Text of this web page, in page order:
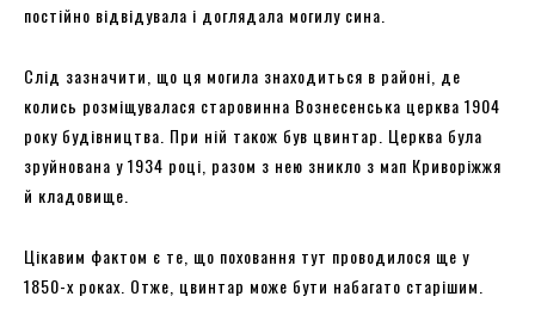
постійно відвідувала і доглядала могилу сина.
Слід зазначити, що ця могила знаходиться в районі, де
колись розміщувалася старовинна Вознесенська церква 1904
року будівництва. При ній також був цвинтар. Церква була
зруйнована у 1934 році, разом з нею зникло з мап Криворіжжя
й кладовище.
Цікавим фактом є те, що поховання тут проводилося ще у
1850-х роках. Отже, цвинтар може бути набагато старішим.